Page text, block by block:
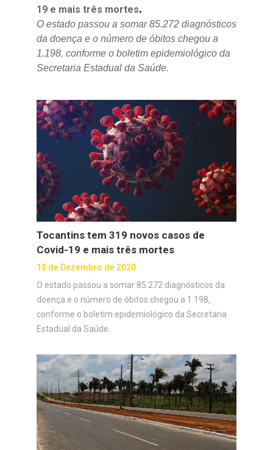
19 e mais três mortes.
O estado passou a somar 85.272 diagnósticos
da doença e o número de óbitos chegou a
1.198, conforme o boletim epidemiológico da
Secretaria Estadual da Saúde.
Tocantins tem 319 novos casos de
Covid-19 e mais três mortes
13 de Dezembro de 2020
O estado passou a somar 85.272 diagnósticos da
doença e o número de óbitos chegou a 1.198,
conforme o boletim epidemiológico da Secretaria
Estadual da Saúde.